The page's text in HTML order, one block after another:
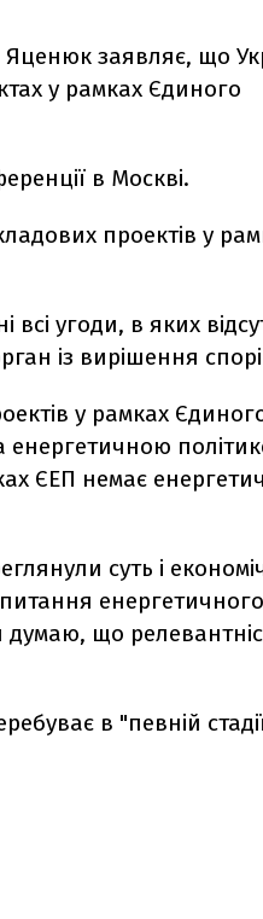
Яценюк заявляє, що
у рамках Єдиного
в Москві.
проектів у
угоди, в яких
із вирішення
у рамках
енергетичною
ЄЕП немає
суть і
енергетичного
думаю, що
в "певній